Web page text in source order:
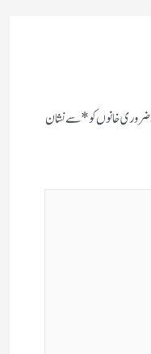
ضروری خانوں کو*سے نشان